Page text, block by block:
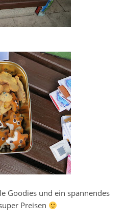
Goodies und ein spannendes
Preisen